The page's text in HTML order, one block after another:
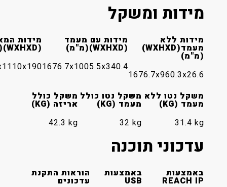
מידות ומשקל
מידות ללא
מעמד(WXHXD)
1676.7x960.3x26.6‎
מידות עם מעמד
(WXHXD)(מ"מ)
1676.7x1005.5x340.4‎
מידות המארז
1834x1110x190‎
משקל נטו ללא
מעמד (KG)
31.4‎ kg
משקל נטו כולל
מעמד (KG)
משקל כולל
אריזה (KG)
42.3‎ kg
עדכוני תוכנה
באמצעות
REACH IP
באמצעות
USB
הוראות התקנת
עדכונים